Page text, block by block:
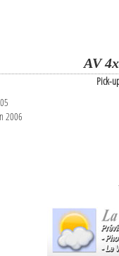
AV
Pick-
2006